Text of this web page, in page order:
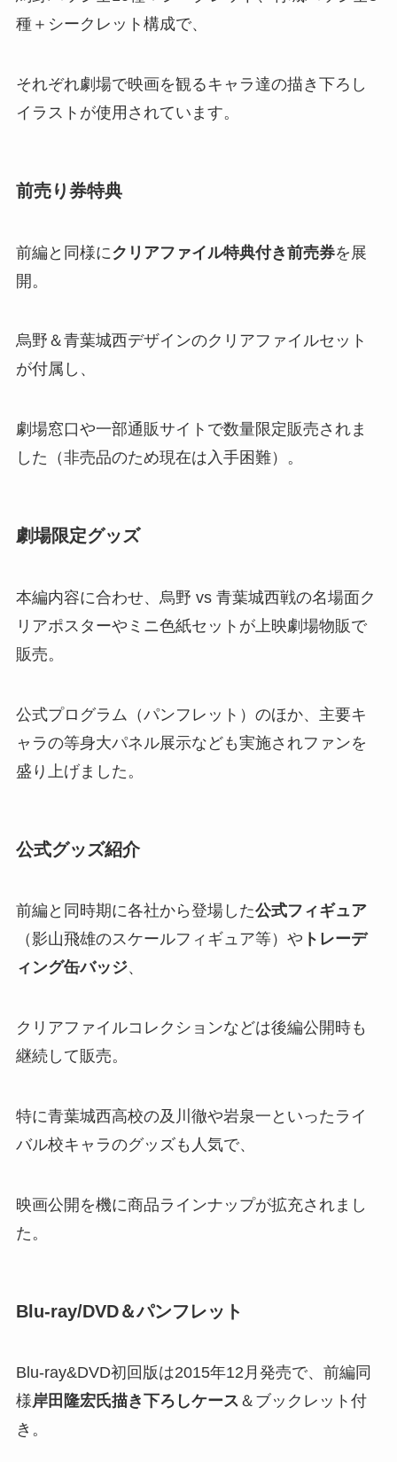
種＋シークレット構成で、
それぞれ劇場で映画を観るキャラ達の描き下ろし
イラストが使用されています​。
前売り券特典
前編と同様にクリアファイル特典付き前売券を展
開。
烏野＆青葉城西デザインのクリアファイルセット
が付属し、
劇場窓口や一部通販サイトで数量限定販売されま
した（非売品のため現在は入手困難）。
劇場限定グッズ
本編内容に合わせ、烏野 vs 青葉城西戦の名場面ク
リアポスターやミニ色紙セットが上映劇場物販で
販売。
公式プログラム（パンフレット）のほか、主要キ
ャラの等身大パネル展示なども実施されファンを
盛り上げました。
公式グッズ紹介
前編と同時期に各社から登場した公式フィギュア
（影山飛雄のスケールフィギュア等）や トレーデ
ィング缶バッジ、
クリアファイルコレクションなどは後編公開時も
継続して販売。
特に青葉城西高校の及川徹や岩泉一といったライ
バル校キャラのグッズも人気で、
映画公開を機に商品ラインナップが拡充されまし
た。
Blu-ray/DVD＆パンフレット
Blu-ray&DVD初回版は2015年12月発売で、前編同
様岸田隆宏氏描き下ろしケース ＆ブックレット付
き​。